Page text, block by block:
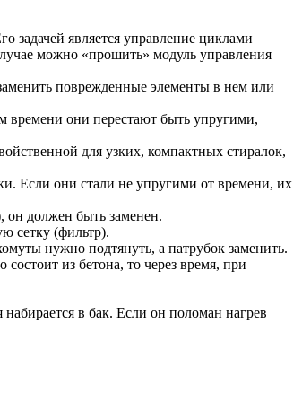
задачей является управление циклами
можно «прошить» модуль управления
поврежденные элементы в нем или
времени они перестают быть упругими,
для узких, компактных стиралок,
Если они стали не упругими от времени, их
он должен быть заменен.
сетку (фильтр).
нужно подтянуть, а патрубок заменить.
из бетона, то через время, при
в бак. Если он поломан нагрев